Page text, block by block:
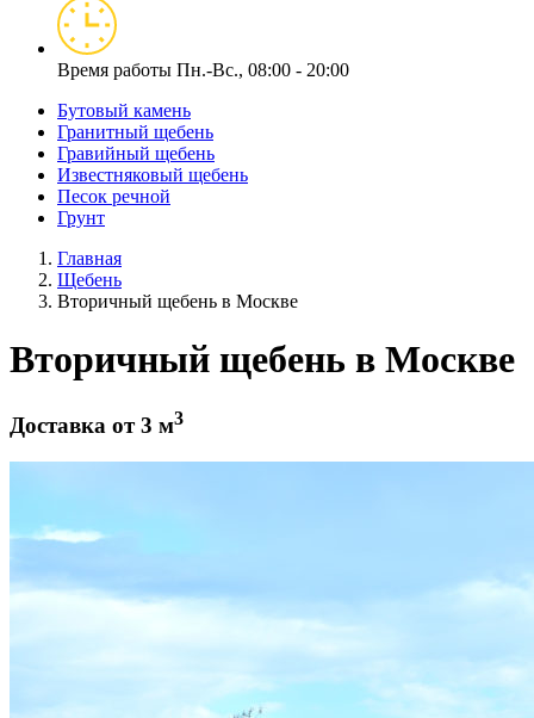
Время работы Пн.-Вс., 08:00 - 20:00
Бутовый камень
Гранитный щебень
Гравийный щебень
Известняковый щебень
Песок речной
Грунт
Главная
Щебень
Вторичный щебень в Москве
Вторичный щебень в Москве
Доставка от 3 м3